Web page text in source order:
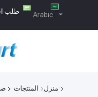
Arabic طلب
منزل المنتجات